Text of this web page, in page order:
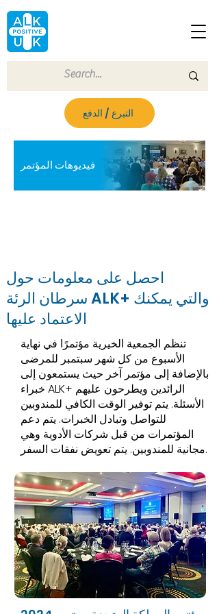
التبرع / الدفع
الصفحة الرئيسية / فيديوهات المؤتمر
فيديوهات المؤتمر
احصل على معلومات حول
سرطان الرئة ALK+ والتي يمكنك
الاعتماد عليها
تنظم الجمعية الخيرية مؤتمرًا في نهاية
الأسبوع من كل شهر سبتمبر للمرضى
بالإضافة إلى مؤتمر آخر حيث يستمعون إلى
خبراء ALK+ الرائدين ويطرحون عليهم
الأسئلة. يتم توفير الوقت الكافي للمندوبين
للتواصل وتبادل الخبرات. يتم دعم
المؤتمرات من قبل شركات الأدوية وهي
مجانية للمندوبين. يتم تعويض نفقات السفر.